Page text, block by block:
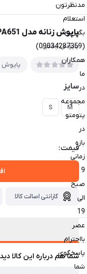
مدنظرتون
استعلام
بگیرین
(09034287359)
همکاران
ما
در
مجموعه
پتومتو
در
بازه
زمانی
9
صبح
الی
19
عصر
بااحترام
پاسخگوی
شما
پاپوش زنانه مدل PA651
پاپوش پشمی
پاپوش
سایز
M
S
قیمت:
گارانتی اصالت کالا
شما هم درباره این کالا